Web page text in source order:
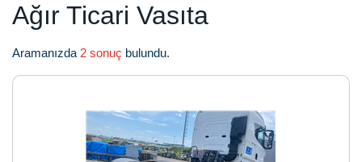
Ağır Ticari Vasıta
Aramanızda 2 sonuç bulundu.